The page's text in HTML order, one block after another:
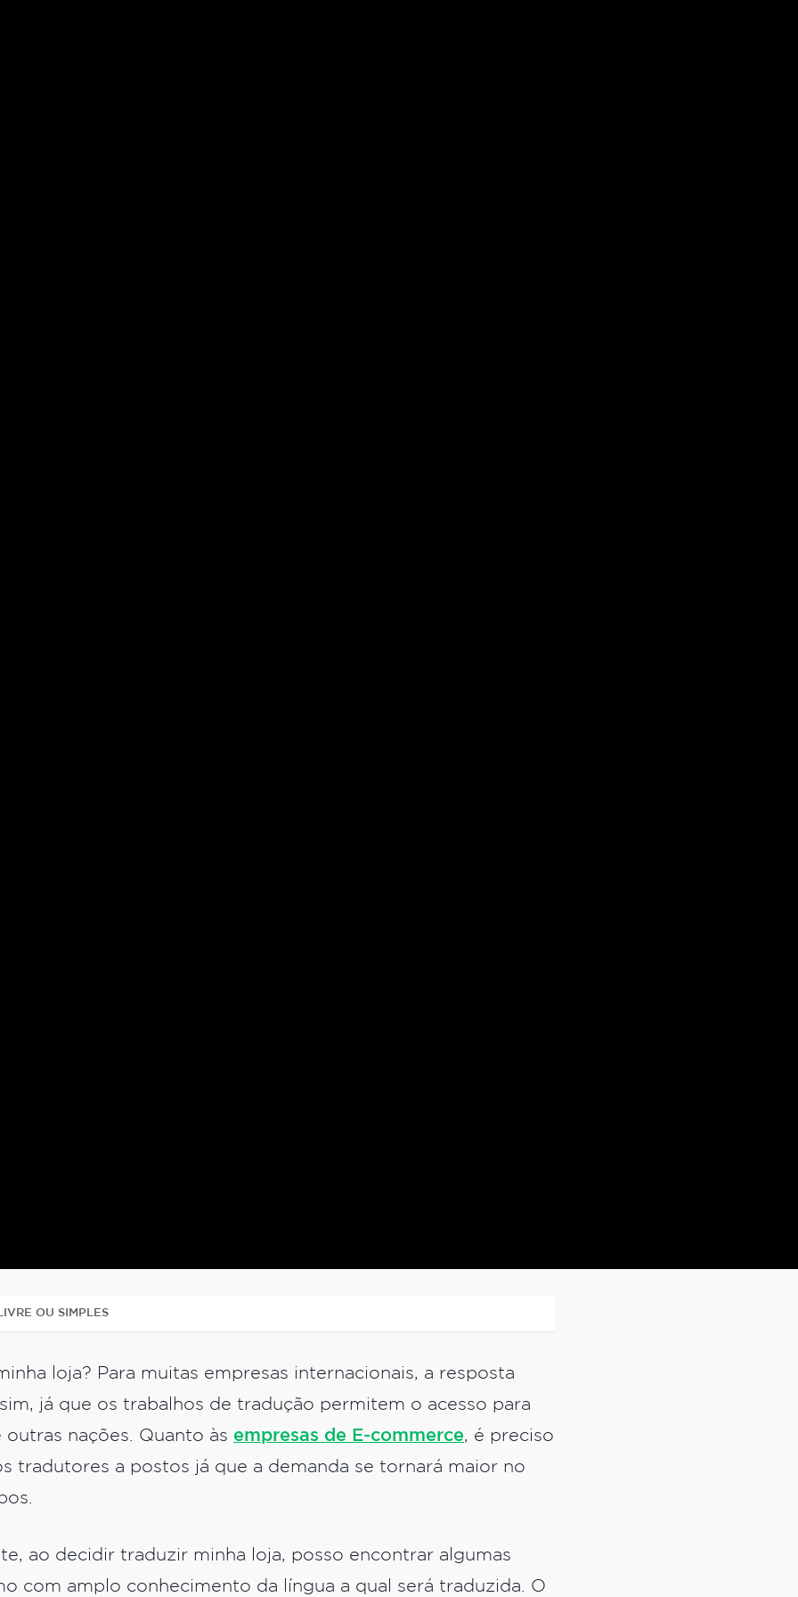
OU SIMPLES
loja? Para muitas empresas internacionais, a resposta
já que os trabalhos de tradução permitem o acesso para
nações. Quanto às empresas de E-commerce, é preciso
tradutores a postos já que a demanda se tornará maior no
ao decidir traduzir minha loja, posso encontrar algumas
com amplo conhecimento da língua a qual será traduzida. O